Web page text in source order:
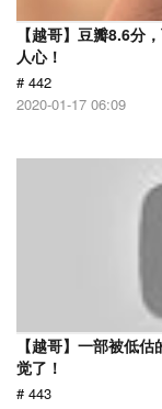
【越哥】豆瓣8.6分
人心！
# 442
2020-01-17 06:09
【越哥】一部被低
觉了！
# 443